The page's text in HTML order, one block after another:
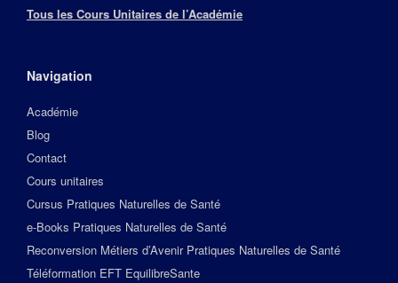
Tous les Cours Unitaires de l’Académie
Navigation
Académie
Blog
Contact
Cours unitaires
Cursus Pratiques Naturelles de Santé
e-Books Pratiques Naturelles de Santé
Reconversion Métiers d’Avenir Pratiques Naturelles de Santé
Téléformation EFT EquilibreSante